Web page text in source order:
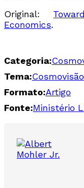
Original:
Economics.
Categoria:
Tema:Cosmovisão
Formato:Artigo
Fonte:Ministério